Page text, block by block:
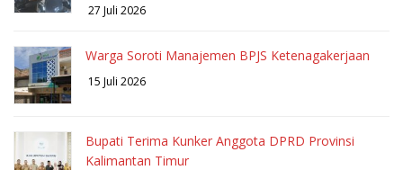
27 Juli 2026
Warga Soroti Manajemen BPJS Ketenagakerjaan
15 Juli 2026
Bupati Terima Kunker Anggota DPRD Provinsi
Kalimantan Timur